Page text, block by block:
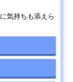
気持ちも添えら